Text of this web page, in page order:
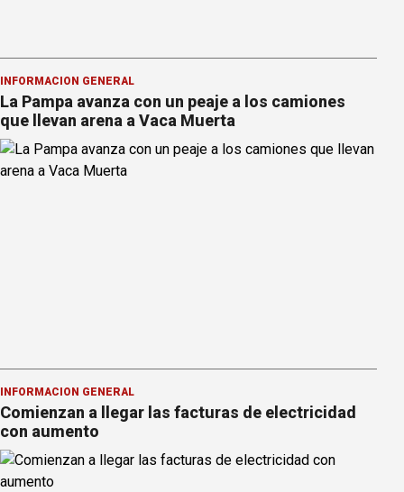
INFORMACION GENERAL
La Pampa avanza con un peaje a los camiones
que llevan arena a Vaca Muerta
INFORMACION GENERAL
Comienzan a llegar las facturas de electricidad
con aumento